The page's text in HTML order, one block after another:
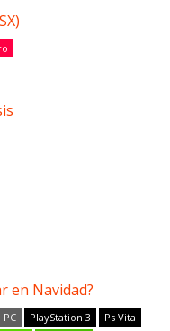
en Navidad?
PC PlayStation 3
Ps Vita